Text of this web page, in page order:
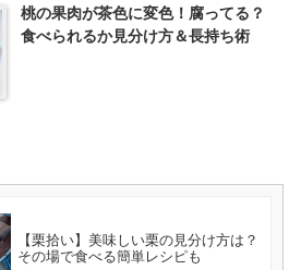
桃の果肉が茶色に変色！腐ってる？
食べられるか見分け方＆長持ち術
【栗拾い】美味しい栗の見分け方は？
その場で食べる簡単レシピも